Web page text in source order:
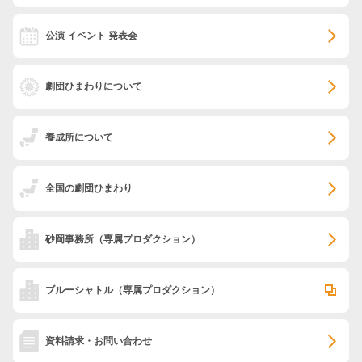
公演 イベント 発表会
劇団ひまわりについて
養成所について
全国の劇団ひまわり
砂岡事務所 （専属プロダクション）
ブルーシャトル（専属プロダクション）
資料請求・お問い合わせ